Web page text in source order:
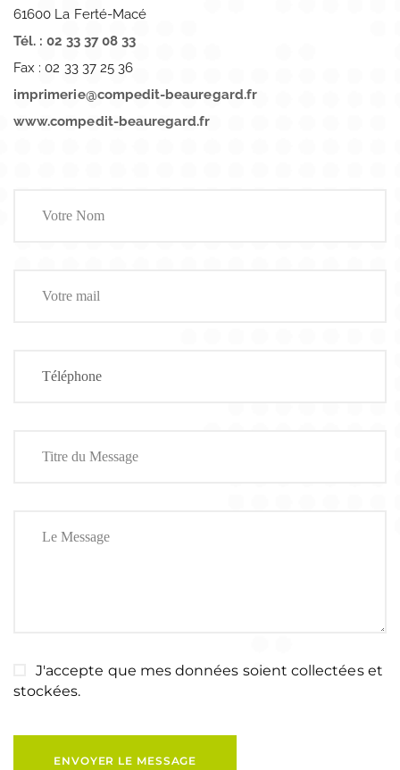
61600 La Ferté-Macé
Tél. : 02 33 37 08 33
Fax : 02 33 37 25 36
imprimerie@compedit-beauregard.fr
www.compedit-beauregard.fr
J'accepte que mes données soient collectées et
stockées.
ENVOYER LE MESSAGE